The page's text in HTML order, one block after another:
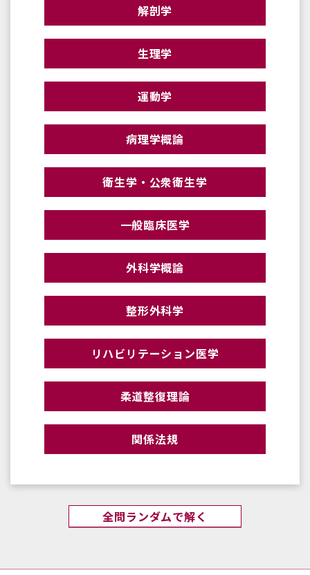
解剖学
生理学
運動学
病理学概論
衛生学・公衆衛生学
一般臨床医学
外科学概論
整形外科学
リハビリテーション医学
柔道整復理論
関係法規
全問ランダムで解く